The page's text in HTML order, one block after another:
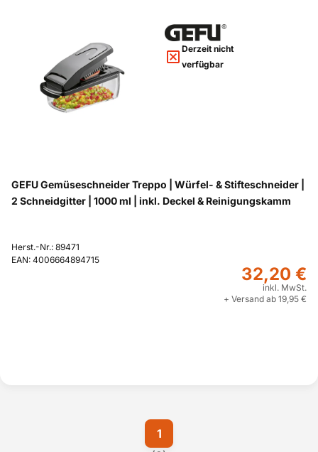
Derzeit nicht
verfügbar
GEFU Gemüseschneider Treppo | Würfel- & Stifteschneider |
2 Schneidgitter | 1000 ml | inkl. Deckel & Reinigungskamm
Herst.-Nr.: 89471
EAN: 4006664894715
32,20 €
inkl. MwSt.
+ Versand ab 19,95 €
1